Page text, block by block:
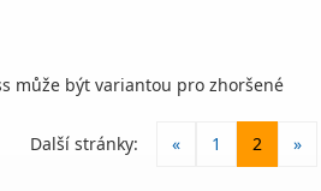
může být variantou pro zhoršené
Další stránky:
« 1 2 »